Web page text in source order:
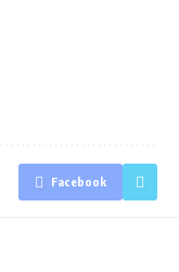
Facebook